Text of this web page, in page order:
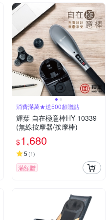
消費滿萬★送500超贈點
輝葉 自在極意棒HY-10339
(無線按摩器/按摩棒)
$1,680
5 (1)
滿額贈